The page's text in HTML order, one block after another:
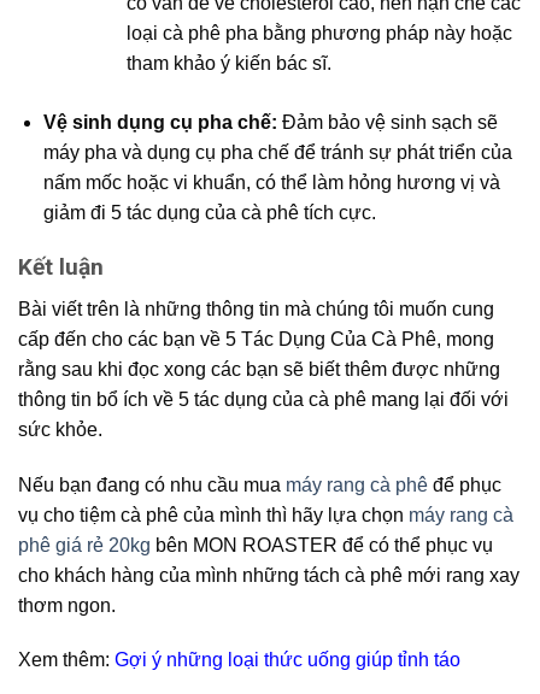
loại cà phê pha bằng phương pháp này hoặc
tham khảo ý kiến bác sĩ.
Vệ sinh dụng cụ pha chế: Đảm bảo vệ sinh sạch sẽ
máy pha và dụng cụ pha chế để tránh sự phát triển của
nấm mốc hoặc vi khuẩn, có thể làm hỏng hương vị và
giảm đi 5 tác dụng của cà phê tích cực.
Kết luận
Bài viết trên là những thông tin mà chúng tôi muốn cung
cấp đến cho các bạn về 5 Tác Dụng Của Cà Phê, mong
rằng sau khi đọc xong các bạn sẽ biết thêm được những
thông tin bổ ích về 5 tác dụng của cà phê mang lại đối với
sức khỏe.
Nếu bạn đang có nhu cầu mua máy rang cà phê để phục
vụ cho tiệm cà phê của mình thì hãy lựa chọn máy rang cà
phê giá rẻ 20kg bên MON ROASTER để có thể phục vụ
cho khách hàng của mình những tách cà phê mới rang xay
thơm ngon.
Xem thêm: Gợi ý những loại thức uống giúp tỉnh táo